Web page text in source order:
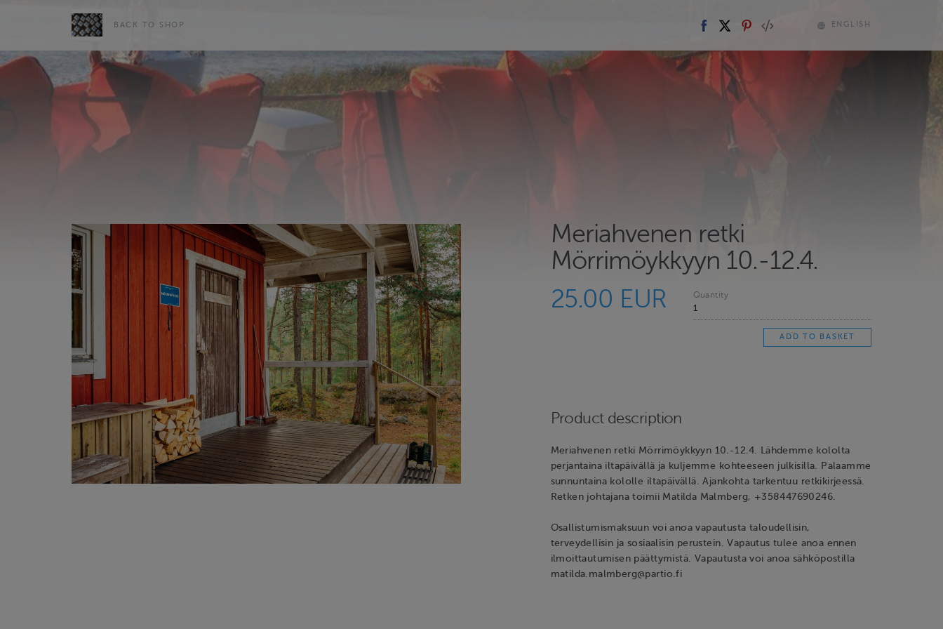
BACK TO SHOP ENGLISH
Meriahvenen retki
Mörrimöykkyyn 10.-12.4.
25.00 EUR
Quantity
Product description
Meriahvenen retki Mörrimöykkyyn 10.-12.4. Lähdemme kololta
perjantaina iltapäivällä ja kuljemme kohteeseen julkisilla. Palaamme
sunnuntaina kololle iltapäivällä. Ajankohta tarkentuu retkikirjeessä.
Retken johtajana toimii Matilda Malmberg, +358447690246.
Osallistumismaksuun voi anoa vapautusta taloudellisin,
terveydellisin ja sosiaalisin perustein. Vapautus tulee anoa ennen
ilmoittautumisen päättymistä. Vapautusta voi anoa sähköpostilla
matilda.malmberg@partio.fi